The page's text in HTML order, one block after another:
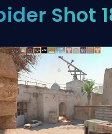
Shot